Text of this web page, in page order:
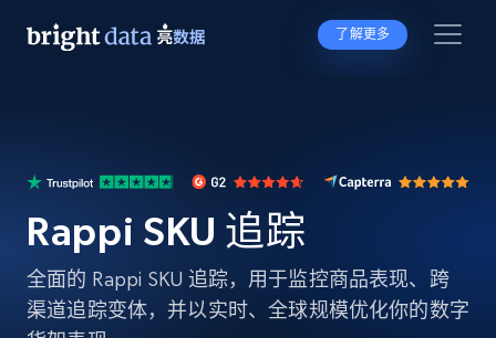
了解更多
Rappi SKU 追踪
全面的 Rappi SKU 追踪，用于监控商品表现、跨
渠道追踪变体，并以实时、全球规模优化你的数字